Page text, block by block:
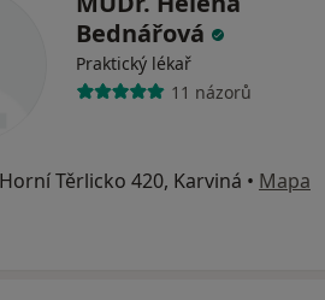
Bednářová
Praktický lékař
11 názorů
Těrlicko 420, Karviná • Mapa